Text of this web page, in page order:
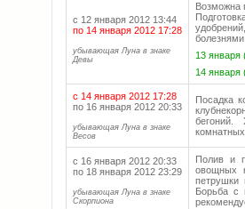
с 12 января 2012 13:44
по 14 января 2012 17:28
убывающая Луна в знаке
Девы
Возможна
13 января
14 января
с 14 января 2012 17:28
по 16 января 2012 20:33
убывающая Луна в знаке
Весов
Посадка
с 16 января 2012 20:33
по 18 января 2012 23:29
убывающая Луна в знаке
Скорпиона
Полив и
овощных
петрушки
Борьба с